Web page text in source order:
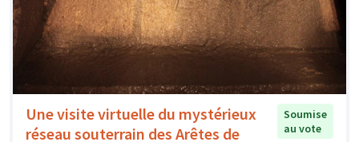
Une visite virtuelle du mystérieux
réseau souterrain des Arêtes de
Soumise
au vote